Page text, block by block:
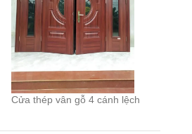
Cửa thép vân gỗ 4 cánh lệch